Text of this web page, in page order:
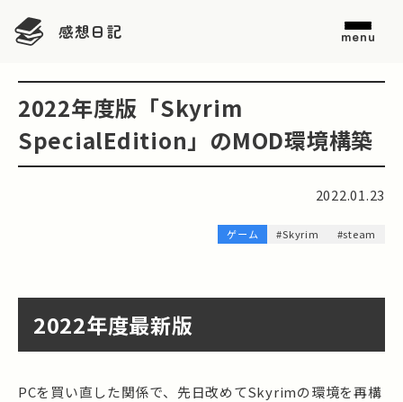
感想日記 menu
2022年度版「Skyrim
SpecialEdition」のMOD環境構築
2022.01.23
ゲーム #Skyrim #steam
2022年度最新版
PCを買い直した関係で、先日改めてSkyrimの環境を再構